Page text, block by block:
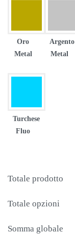
Oro
Metal
Argento
Metal
Turchese
Fluo
Totale prodotto
Totale opzioni
Somma globale